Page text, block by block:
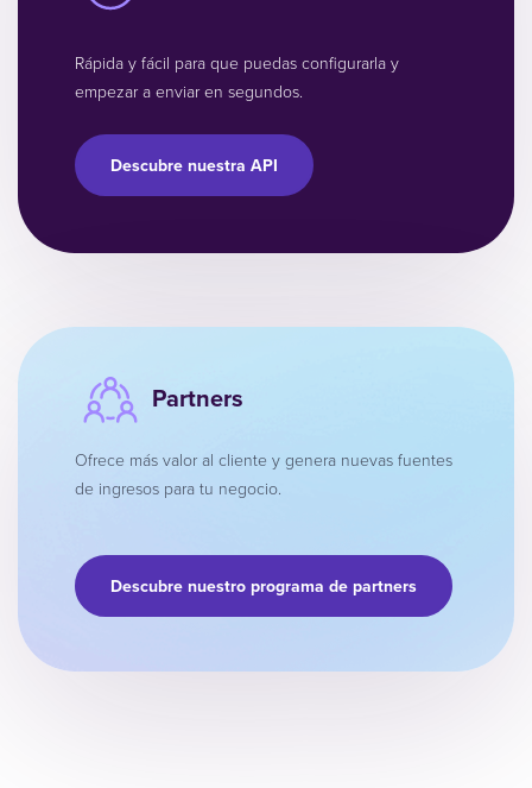
Rápida y fácil para que puedas configurarla y
empezar a enviar en segundos.
Descubre nuestra API
Partners
Ofrece más valor al cliente y genera nuevas fuentes
de ingresos para tu negocio.
Descubre nuestro programa de partners